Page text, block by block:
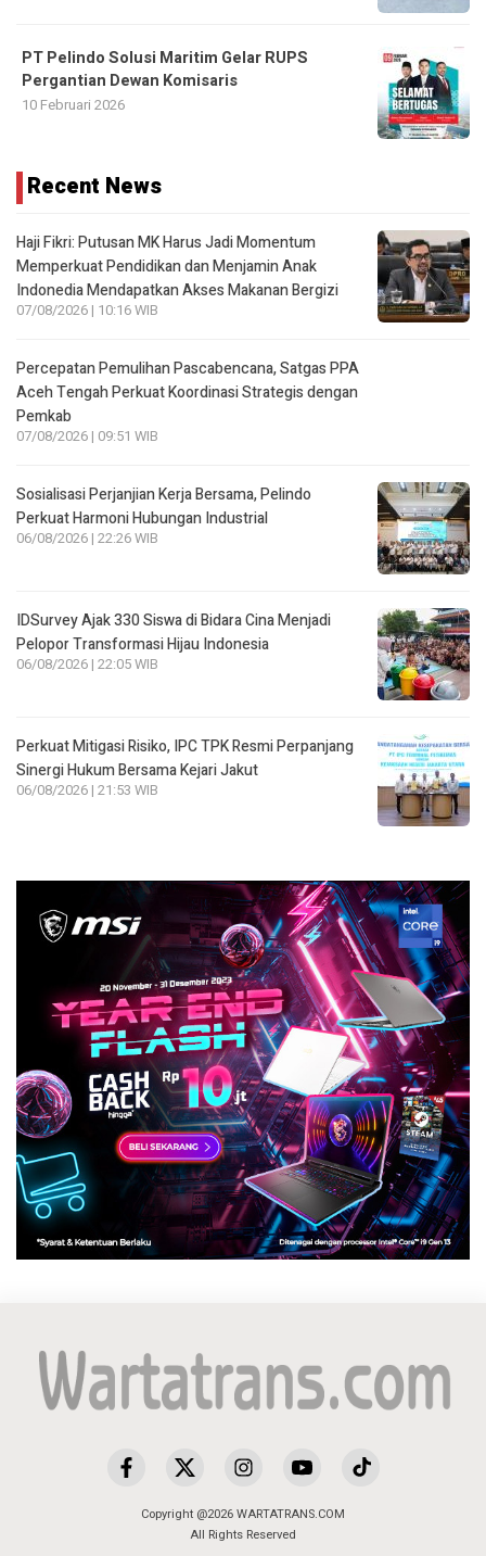
PT Pelindo Solusi Maritim Gelar RUPS
Pergantian Dewan Komisaris
10 Februari 2026
Recent News
Haji Fikri: Putusan MK Harus Jadi Momentum
Memperkuat Pendidikan dan Menjamin Anak
Indonedia Mendapatkan Akses Makanan Bergizi
07/08/2026 | 10:16 WIB
Percepatan Pemulihan Pascabencana, Satgas PPA
Aceh Tengah Perkuat Koordinasi Strategis dengan
Pemkab
07/08/2026 | 09:51 WIB
Sosialisasi Perjanjian Kerja Bersama, Pelindo
Perkuat Harmoni Hubungan Industrial
06/08/2026 | 22:26 WIB
IDSurvey Ajak 330 Siswa di Bidara Cina Menjadi
Pelopor Transformasi Hijau Indonesia
06/08/2026 | 22:05 WIB
Perkuat Mitigasi Risiko, IPC TPK Resmi Perpanjang
Sinergi Hukum Bersama Kejari Jakut
06/08/2026 | 21:53 WIB
Copyright @2026 WARTATRANS.COM
All Rights Reserved